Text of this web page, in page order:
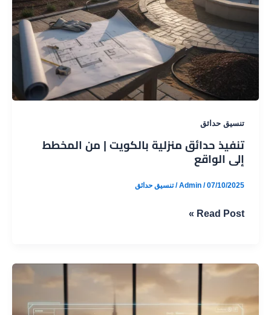
تنسيق حدائق
تنفيذ حدائق منزلية بالكويت | من المخطط
إلى الواقع
Admin /07/10/2025
/تنسيق حدائق
تنفيذ
بالكويت
من
Read Post »